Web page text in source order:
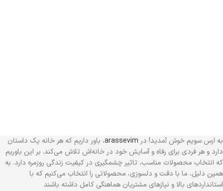
به ارس سویم خوش آمدید! در arassevim، باور داریم که هر خانه یک داستان
دارد و هر فردی برای رفاه و آسایش خود در خانه‌اش تلاش می‌کند. بر این باوریم
که انتخاب محصولات مناسب، تاثیر چشمگیری در کیفیت زندگی روزمره دارد. به
همین دلیل، ما با دقت و دلسوزی، محصولاتی را انتخاب می‌کنیم که با
استانداردهای بالا و نیازهای مشتریان هماهنگی کامل داشته باشند